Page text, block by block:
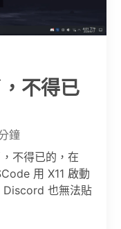
不得已
鐘
不得已的，在
用 X11 啟動
Discord 也無法貼